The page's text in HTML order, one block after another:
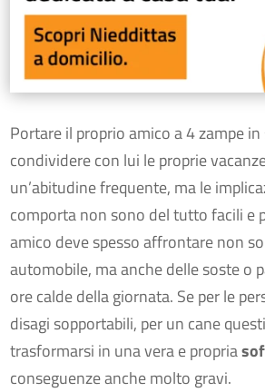
Portare il proprio amico a 4 zampe in
condividere con lui le proprie
un’abitudine frequente, ma le
comporta non sono del tutto facili e
amico deve spesso affrontare non
automobile, ma anche delle soste o
ore calde della giornata. Se per le
disagi sopportabili, per un cane
trasformarsi in una vera e propria
conseguenze anche molto gravi.